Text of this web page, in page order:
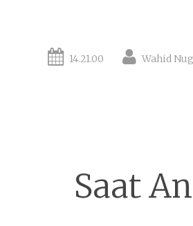
14.21.00 Wahid
Saat